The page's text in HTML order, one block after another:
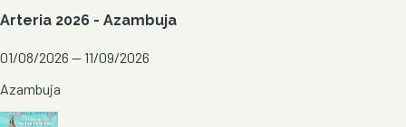
Arteria 2026 - Azambuja
01/08/2026 — 11/09/2026
Azambuja